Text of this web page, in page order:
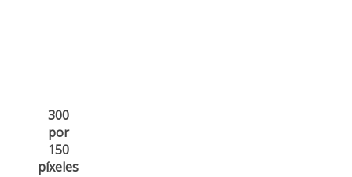
300
por
150
píxeles